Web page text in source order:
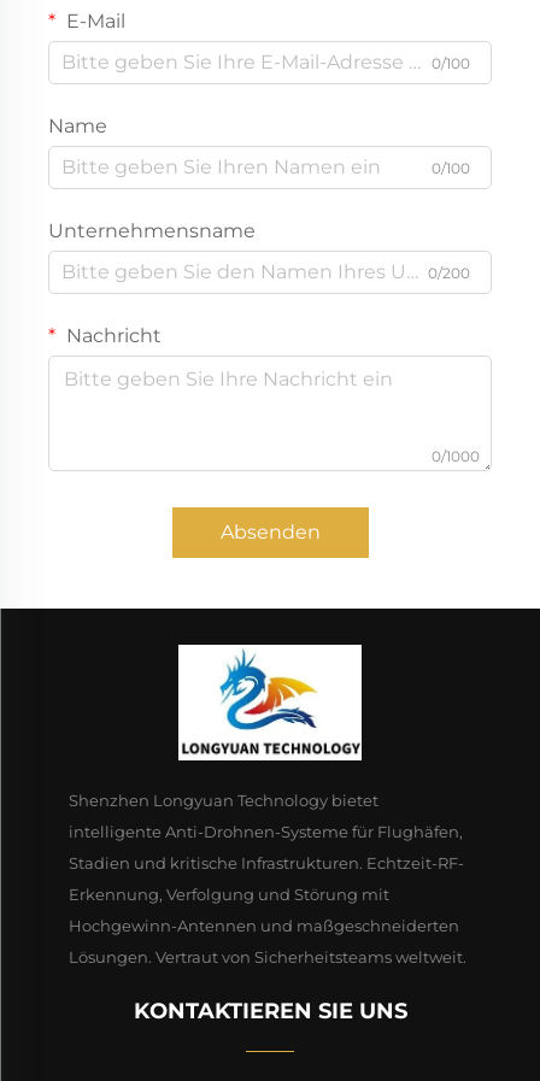
E-Mail
0/100
Name
0/100
Unternehmensname
0/200
Nachricht
0/1000
Absenden
Shenzhen Longyuan Technology bietet
intelligente Anti-Drohnen-Systeme für Flughäfen,
Stadien und kritische Infrastrukturen. Echtzeit-RF-
Erkennung, Verfolgung und Störung mit
Hochgewinn-Antennen und maßgeschneiderten
Lösungen. Vertraut von Sicherheitsteams weltweit.
KONTAKTIEREN SIE UNS